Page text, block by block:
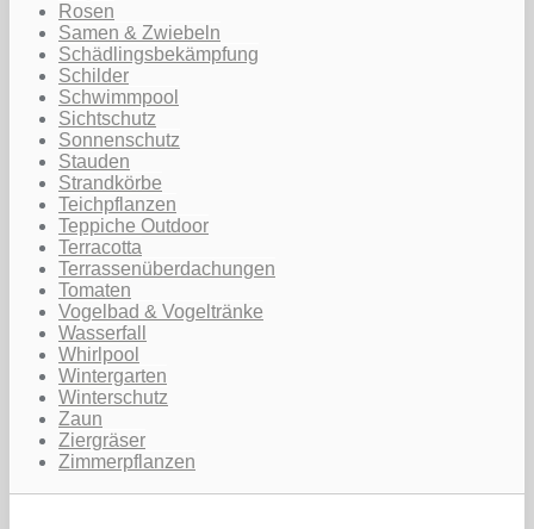
Rosen
Samen & Zwiebeln
Schädlingsbekämpfung
Schilder
Schwimmpool
Sichtschutz
Sonnenschutz
Stauden
Strandkörbe
Teichpflanzen
Teppiche Outdoor
Terracotta
Terrassenüberdachungen
Tomaten
Vogelbad & Vogeltränke
Wasserfall
Whirlpool
Wintergarten
Winterschutz
Zaun
Ziergräser
Zimmerpflanzen